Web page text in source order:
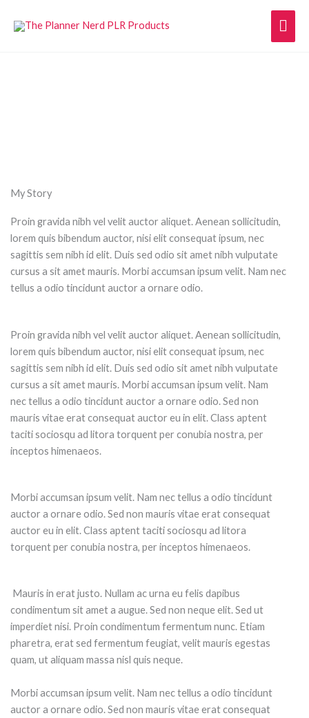
My Story
Proin gravida nibh vel velit auctor aliquet. Aenean sollicitudin,
lorem quis bibendum auctor, nisi elit consequat ipsum, nec
sagittis sem nibh id elit. Duis sed odio sit amet nibh vulputate
cursus a sit amet mauris. Morbi accumsan ipsum velit. Nam nec
tellus a odio tincidunt auctor a ornare odio.
Proin gravida nibh vel velit auctor aliquet. Aenean sollicitudin,
lorem quis bibendum auctor, nisi elit consequat ipsum, nec
sagittis sem nibh id elit. Duis sed odio sit amet nibh vulputate
cursus a sit amet mauris. Morbi accumsan ipsum velit. Nam
nec tellus a odio tincidunt auctor a ornare odio. Sed non
mauris vitae erat consequat auctor eu in elit. Class aptent
taciti sociosqu ad litora torquent per conubia nostra, per
inceptos himenaeos.
Morbi accumsan ipsum velit. Nam nec tellus a odio tincidunt
auctor a ornare odio. Sed non mauris vitae erat consequat
auctor eu in elit. Class aptent taciti sociosqu ad litora
torquent per conubia nostra, per inceptos himenaeos.
Mauris in erat justo. Nullam ac urna eu felis dapibus
condimentum sit amet a augue. Sed non neque elit. Sed ut
imperdiet nisi. Proin condimentum fermentum nunc. Etiam
pharetra, erat sed fermentum feugiat, velit mauris egestas
quam, ut aliquam massa nisl quis neque.
Morbi accumsan ipsum velit. Nam nec tellus a odio tincidunt
auctor a ornare odio. Sed non mauris vitae erat consequat